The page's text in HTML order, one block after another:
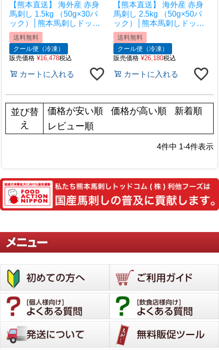
【熊本直送】 海外産 赤身
馬刺し 1.5kg （50g×30パ
ック）│熊本馬刺しドット
コム│熊本馬刺し 馬刺し通
販 馬刺し専門店 馬刺しお
取り寄せ 利他フーズ
送料無料
クール便（冷凍）
販売価格 ¥16,478税込
カートに入れる
【熊本直送】 海外産 赤身
馬刺し 2.5kg （50g×50パ
ック）│熊本馬刺しドット
コム│熊本馬刺し 馬刺し通
販 馬刺し専門店 馬刺しお
取り寄せ 利他フーズ
送料無料
クール便（冷凍）
販売価格 ¥26,180税込
カートに入れる
並び替
え
価格が安い順 価格が高い順
新着順
レビュー順
4件中 1-4件表示